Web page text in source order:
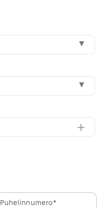
Puhelinnumero